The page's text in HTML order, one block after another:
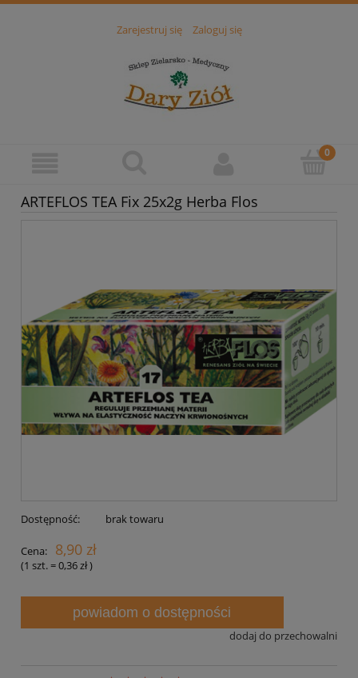
Zarejestruj się Zaloguj się
ARTEFLOS TEA Fix 25x2g Herba Flos
Dostępność: brak towaru
Cena: 8,90 zł
(1 szt.=0,36 zł)
powiadom o dostępności
dodaj do przechowalni